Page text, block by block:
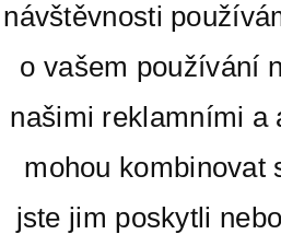
návštěvnosti
o vašem používání
našimi reklamními a
mohou kombinovat
jste jim poskytli